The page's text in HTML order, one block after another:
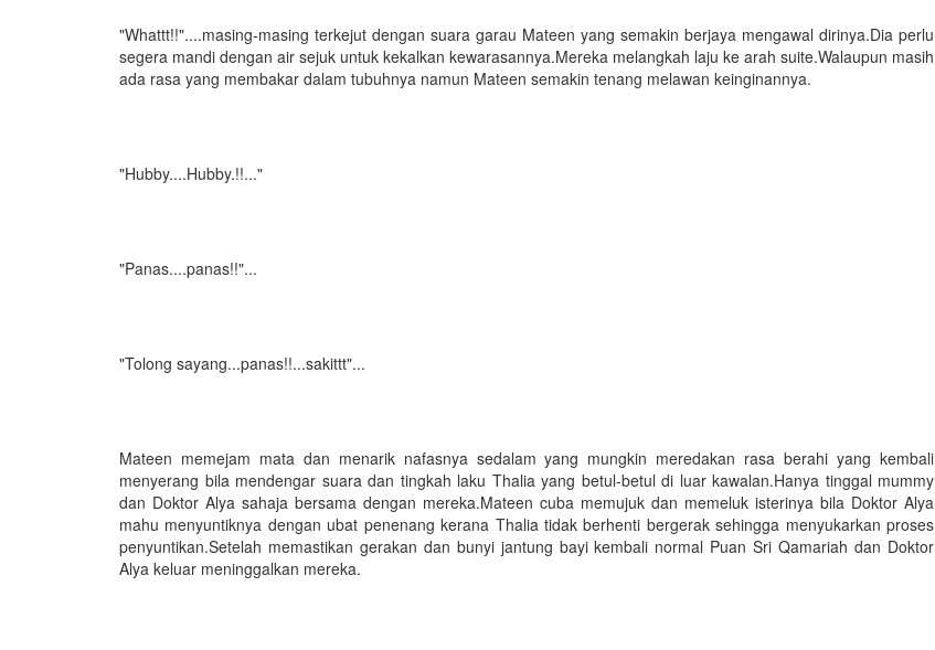
"Whattt!!"....masing-masing terkejut dengan suara garau Mateen yang semakin berjaya mengawal dirinya.Dia perlu
segera mandi dengan air sejuk untuk kekalkan kewarasannya.Mereka melangkah laju ke arah suite.Walaupun masih
ada rasa yang membakar dalam tubuhnya namun Mateen semakin tenang melawan keinginannya.
"Hubby....Hubby.!!..."
"Panas....panas!!"...
"Tolong sayang...panas!!...sakittt"...
Mateen memejam mata dan menarik nafasnya sedalam yang mungkin meredakan rasa berahi yang kembali
menyerang bila mendengar suara dan tingkah laku Thalia yang betul-betul di luar kawalan.Hanya tinggal mummy
dan Doktor Alya sahaja bersama dengan mereka.Mateen cuba memujuk dan memeluk isterinya bila Doktor Alya
mahu menyuntiknya dengan ubat penenang kerana Thalia tidak berhenti bergerak sehingga menyukarkan proses
penyuntikan.Setelah memastikan gerakan dan bunyi jantung bayi kembali normal Puan Sri Qamariah dan Doktor
Alya keluar meninggalkan mereka.